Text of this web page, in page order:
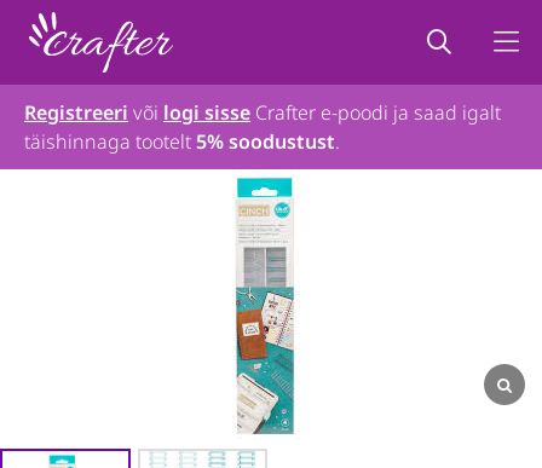
Registreeri või logi sisse Crafter e-poodi ja saad igalt
täishinnaga tootelt5% soodustust.